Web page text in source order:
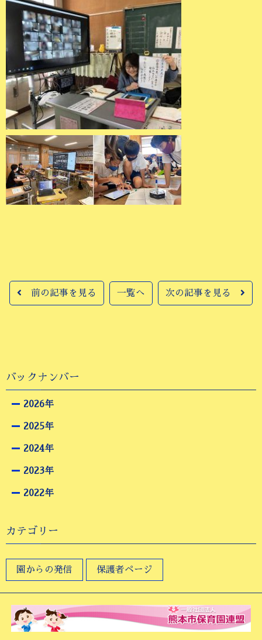
前の記事を見る 一覧へ 次の記事を見る
バックナンバー
2026年
2025年
2024年
2023年
2022年
カテゴリー
園からの発信 保護者ページ